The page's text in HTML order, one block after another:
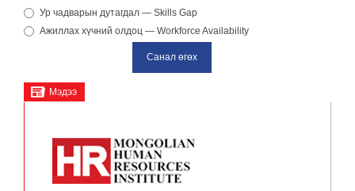
Ур чадварын дутагдал — Skills Gap
Ажиллах хүчний олдоц — Workforce Availability
Мэдээ